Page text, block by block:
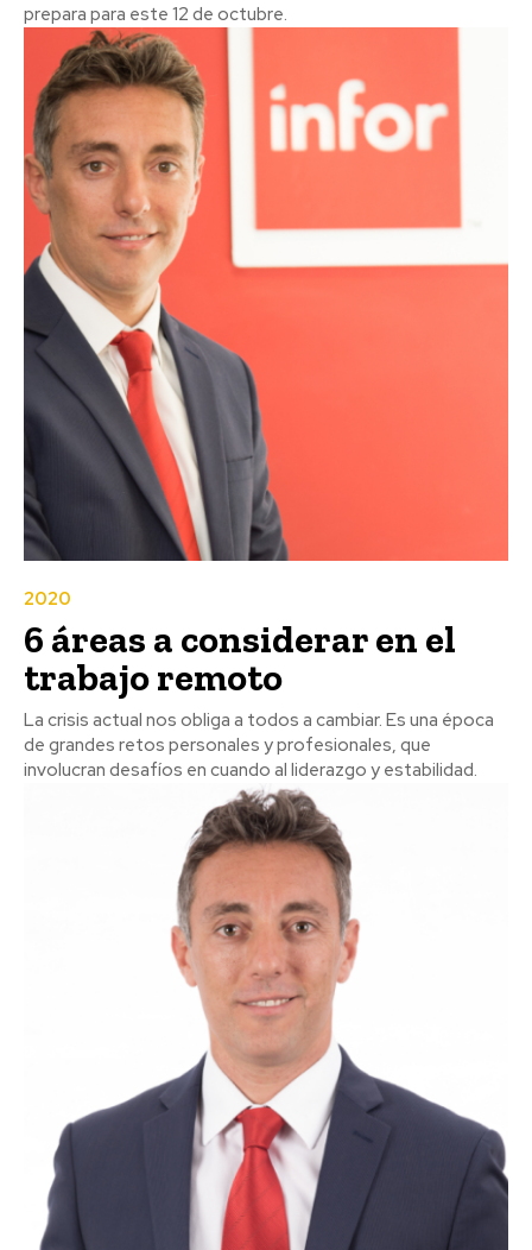
prepara para este 12 de octubre.
2020
6 áreas a considerar en el
trabajo remoto
La crisis actual nos obliga a todos a cambiar. Es una época
de grandes retos personales y profesionales, que
involucran desafíos en cuando al liderazgo y estabilidad.